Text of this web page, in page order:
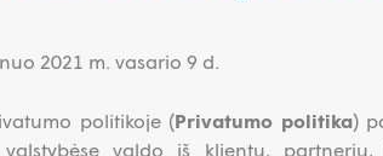
2021 m. vasario 9 d.
politikoje (Privatumo politika)
valstybėse valdo iš klientų, partnerių,